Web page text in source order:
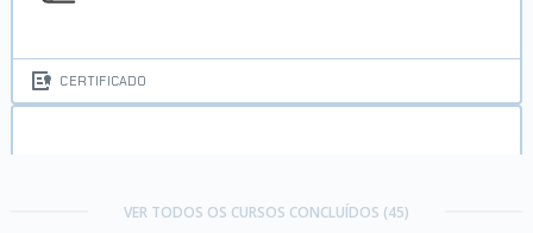
CERTIFICADO
VER TODOS OS CURSOS CONCLUÍDOS (45)